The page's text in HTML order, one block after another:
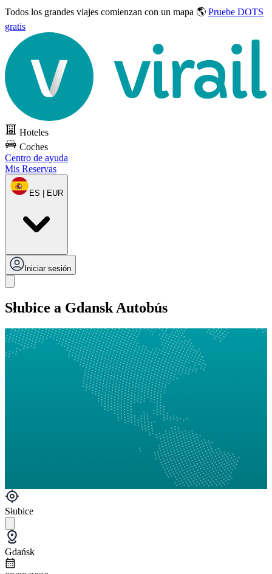
Todos los grandes viajes comienzan con un mapa 🌎 Pruebe DOTS
gratis
Hoteles
Coches
Centro de ayuda
Mis Reservas
ES | EUR
Iniciar sesión
Słubice a Gdansk Autobús
Słubice
Gdańsk